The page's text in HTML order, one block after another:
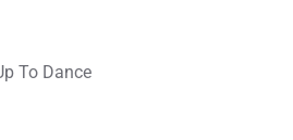
To Dance